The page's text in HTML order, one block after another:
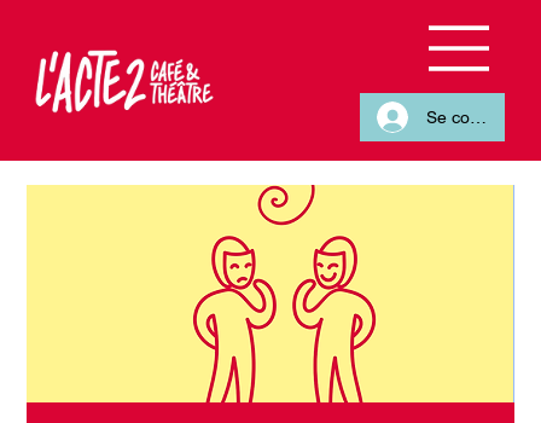
Se connecter